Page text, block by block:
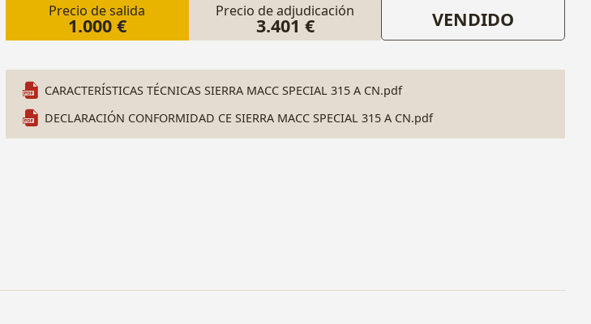
Precio de salida
1.000 €
Precio de adjudicación
3.401 € VENDIDO
CARACTERÍSTICAS TÉCNICAS SIERRA MACC SPECIAL 315 A CN.pdf
DECLARACIÓN CONFORMIDAD CE SIERRA MACC SPECIAL 315 A CN.pdf